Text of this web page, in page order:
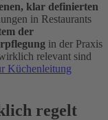
klar definierten
in Restaurants
der
in der Praxis
relevant sind
Küchenleitung
regelt